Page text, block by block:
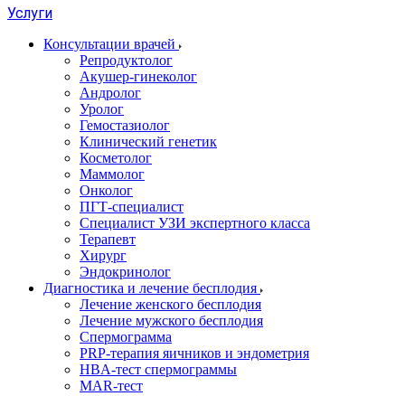
Услуги
Консультации врачей
Репродуктолог
Акушер-гинеколог
Андролог
Уролог
Гемостазиолог
Клинический генетик
Косметолог
Маммолог
Онколог
ПГТ-специалист
Специалист УЗИ экспертного класса
Терапевт
Хирург
Эндокринолог
Диагностика и лечение бесплодия
Лечение женского бесплодия
Лечение мужского бесплодия
Спермограмма
PRP-терапия яичников и эндометрия
HBA-тест спермограммы
MAR-тест